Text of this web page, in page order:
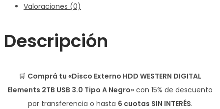
cantidad
Valoraciones (0)
Descripción
🛒 Comprá tu «Disco Externo HDD WESTERN DIGITAL
Elements 2TB USB 3.0 Tipo A Negro» con 15% de descuento
por transferencia o hasta 6 cuotas SIN INTERÉS.